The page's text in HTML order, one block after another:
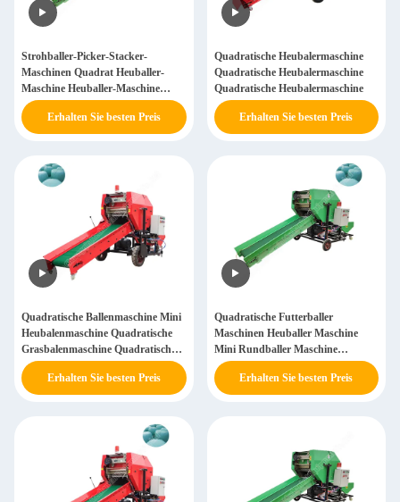
Strohballer-Picker-Stacker-
Maschinen Quadrat Heuballer-
Maschine Heuballer-Maschine
Quadratballer
Erhalten Sie besten Preis
Quadratische Heubalermaschine
Quadratische Heubalermaschine
Quadratische Heubalermaschine
Erhalten Sie besten Preis
Quadratische Ballenmaschine Mini
Heubalenmaschine Quadratische
Grasbalenmaschine Quadratische
Balenmaschine
Erhalten Sie besten Preis
Quadratische Futterballer
Maschinen Heuballer Maschine
Mini Rundballer Maschine
Rundballer
Erhalten Sie besten Preis